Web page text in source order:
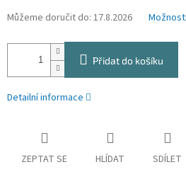
Můžeme doručit do: 17.8.2026
Přidat do košíku
Detailní informace
ZEPTAT SE HLÍDAT SDÍLET